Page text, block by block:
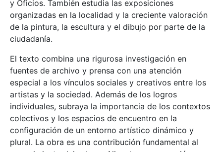
y Oficios. También estudia las exposiciones
organizadas en la localidad y la creciente valoración
de la pintura, la escultura y el dibujo por parte de la
ciudadanía.
El texto combina una rigurosa investigación en
fuentes de archivo y prensa con una atención
especial a los vínculos sociales y creativos entre los
artistas y la sociedad. Además de los logros
individuales, subraya la importancia de los contextos
colectivos y los espacios de encuentro en la
configuración de un entorno artístico dinámico y
plural. La obra es una contribución fundamental al